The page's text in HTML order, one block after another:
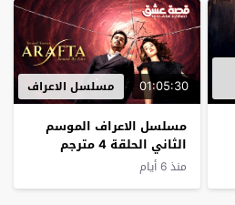
01:05:30 مسلسل الاعراف
مسلسل الاعراف الموسم
الثاني الحلقة 4 مترجم
منذ 6 أيام